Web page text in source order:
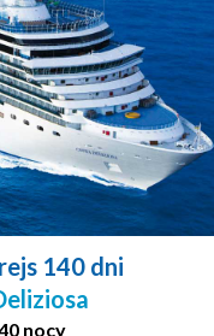
140 dni
nocy